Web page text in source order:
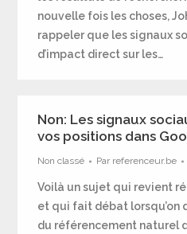
nouvelle fois les choses,
rappeler que les signaux
d’impact direct sur les…
Non: Les signaux
vos positions dans
Non classé Par referenceur.be
Voilà un sujet qui revient
et qui fait débat lorsqu’on
du référencement naturel